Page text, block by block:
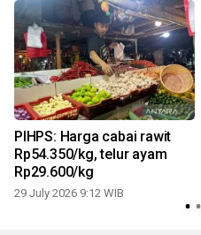
PIHPS: Harga cabai rawit
Rp54.350/kg, telur ayam
Rp29.600/kg
29 July 2026 9:12 WIB